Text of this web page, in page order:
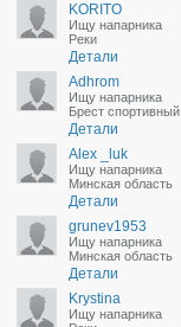
KORITO
Ищу напарника
Реки
Детали
Adhrom
Ищу напарника
Брест спортивный
Детали
Alex _luk
Ищу напарника
Минская область
Детали
grunev1953
Ищу напарника
Минская область
Детали
Krystina
Ищу напарника